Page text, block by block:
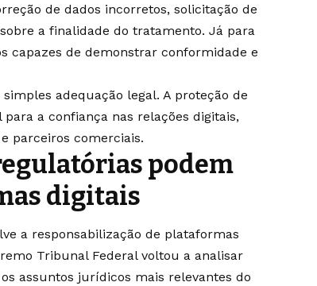
de dados incorretos, solicitação de
a finalidade do tratamento. Já para
capazes de demonstrar conformidade e
adequação legal. A proteção de
a confiança nas relações digitais,
parceiros comerciais.
podem
digitais
a responsabilização de plataformas
Tribunal Federal voltou a analisar
assuntos jurídicos mais relevantes do